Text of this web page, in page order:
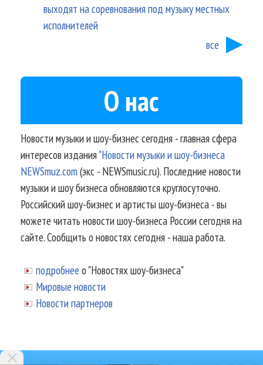
выходят на соревнования под музыку местных
исполнителей
все
О нас
Новости музыки и шоу-бизнес сегодня - главная сфера
интересов издания"Новости музыки и шоу-бизнеса
NEWSmuz.com(экс - NEWSmusic.ru). Последние новости
музыки и шоу бизнеса обновляются круглосуточно.
Российский шоу-бизнес и артисты шоу-бизнеса - вы
можете читать новости шоу-бизнеса России сегодня на
сайте. Сообщить о новостях сегодня - наша работа.
подробнее о "Новостях шоу-бизнеса"
Мировые новости
Новости партнеров